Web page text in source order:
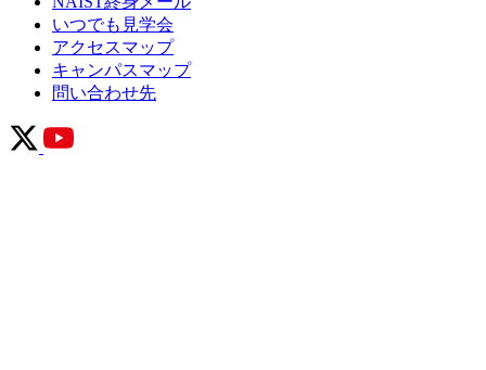
いつでも見学会
アクセスマップ
キャンパスマップ
問い合わせ先